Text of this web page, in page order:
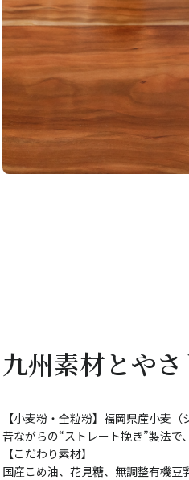
九州素材とや
【小麦粉・全粒粉】福岡県産小麦
昔ながらの“ストレート挽き”製法で
【こだわり素材】
国産こめ油、花見糖、無調整有機豆